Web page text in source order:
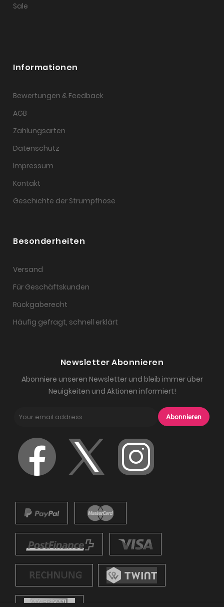
Sale
Informationen
Bewertungen & Feedback
AGB
Zahlungsarten
Datenschutz
Impressum
Kontakt
Geschichte der Strumpfhose
Besonderheiten
Versand
Für Geschäftskunden
Rückgaberecht
Häufig gefragt, schnell erklärt
Newsletter Abonnieren
Abonniere unseren Newsletter und bleib immer über
Neuigkeiten und Aktionen informiert!
Abonnieren